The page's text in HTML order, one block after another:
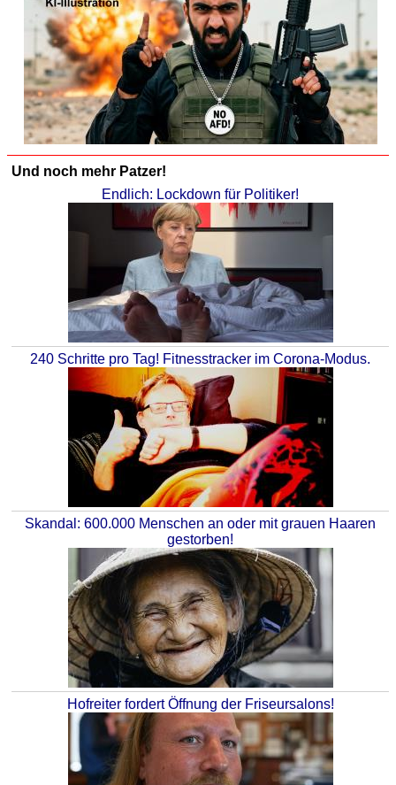
Und noch mehr Patzer!
Endlich: Lockdown für Politiker!
240 Schritte pro Tag! Fitnesstracker im Corona-Modus.
Skandal: 600.000 Menschen an oder mit grauen Haaren
gestorben!
Hofreiter fordert Öffnung der Friseursalons!